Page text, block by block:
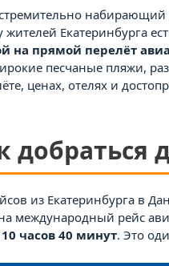
набирающий
жителей Екатеринбурга
на прямой перелёт
песчаные пляжи,
ценах, отелях и
добраться
из Екатеринбурга в
международный рейс
10 часов 40 минут. Это